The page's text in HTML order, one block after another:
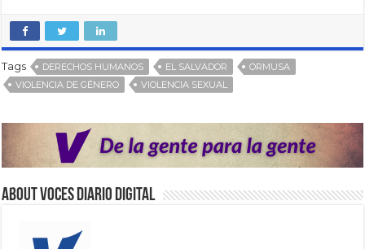
Tags DERECHOS HUMANOS EL SALVADOR
ORMUSA
VIOLENCIA DE GÉNERO
VIOLENCIA SEXUAL
About VOCES Diario digital